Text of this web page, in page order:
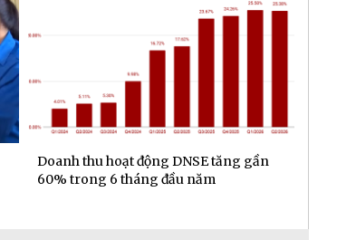
Doanh thu hoạt động DNSE tăng gần
60% trong 6 tháng đầu năm